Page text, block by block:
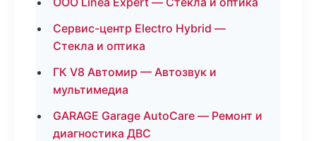
Сервис-центр Electro Hybrid —
Стекла и оптика
ГК V8 Автомир — Автозвук и
мультимедиа
GARAGE Garage AutoCare — Ремонт и
диагностика ДВС